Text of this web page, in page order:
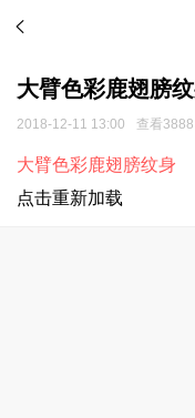
大臂色彩鹿翅膀
2018-12-11 13:00 查看3888
大臂色彩鹿翅膀纹身
点击重新加载